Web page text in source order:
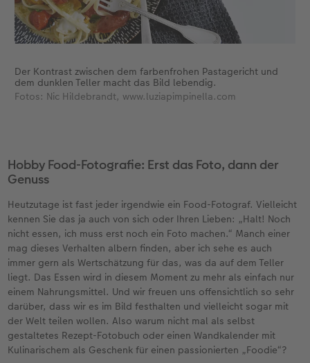
Der Kontrast zwischen dem farbenfrohen Pastagericht und
dem dunklen Teller macht das Bild lebendig.
Fotos: Nic Hildebrandt, www.luziapimpinella.com
Hobby Food-Fotografie: Erst das Foto, dann der
Genuss
Heutzutage ist fast jeder irgendwie ein Food-Fotograf. Vielleicht
kennen Sie das ja auch von sich oder Ihren Lieben: „Halt! Noch
nicht essen, ich muss erst noch ein Foto machen.“ Manch einer
mag dieses Verhalten albern finden, aber ich sehe es auch
immer gern als Wertschätzung für das, was da auf dem Teller
liegt. Das Essen wird in diesem Moment zu mehr als einfach nur
einem Nahrungsmittel. Und wir freuen uns offensichtlich so sehr
darüber, dass wir es im Bild festhalten und vielleicht sogar mit
der Welt teilen wollen. Also warum nicht mal als selbst
gestaltetes Rezept-Fotobuch oder einen Wandkalender mit
Kulinarischem als Geschenk für einen passionierten „Foodie“?